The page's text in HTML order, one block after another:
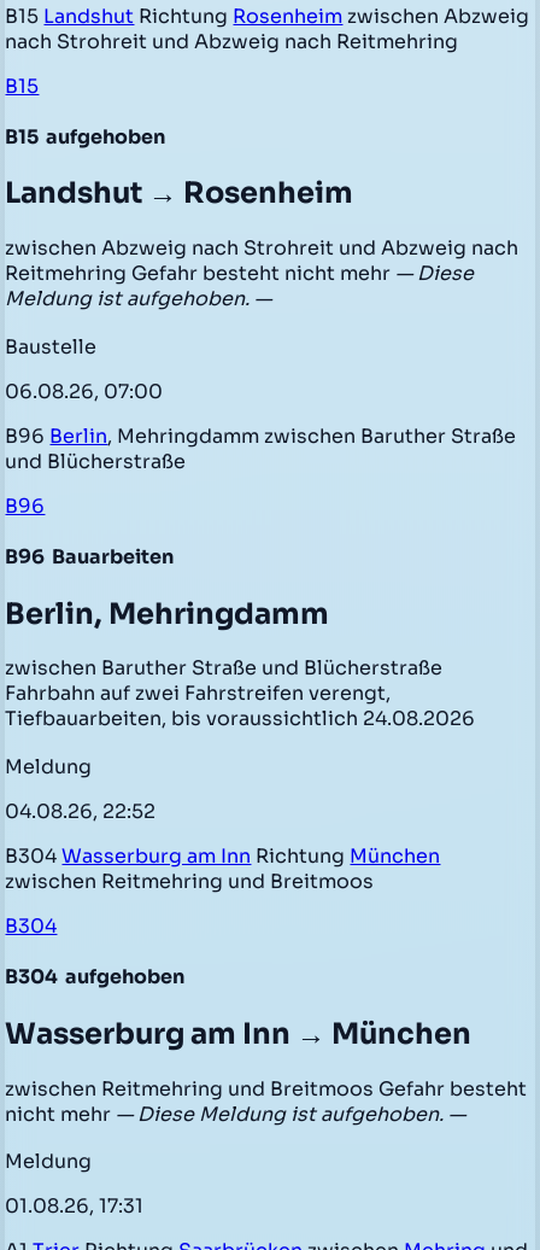
B15 Landshut Richtung Rosenheim zwischen Abzweig
nach Strohreit und Abzweig nach Reitmehring
B15
B15 aufgehoben
Landshut → Rosenheim
zwischen Abzweig nach Strohreit und Abzweig nach
Reitmehring Gefahr besteht nicht mehr — Diese
Meldung ist aufgehoben. —
Baustelle
06.08.26, 07:00
B96 Berlin, Mehringdamm zwischen Baruther Straße
und Blücherstraße
B96
B96 Bauarbeiten
Berlin, Mehringdamm
zwischen Baruther Straße und Blücherstraße
Fahrbahn auf zwei Fahrstreifen verengt,
Tiefbauarbeiten, bis voraussichtlich 24.08.2026
Meldung
04.08.26, 22:52
B304Wasserburg am Inn Richtung München
zwischen Reitmehring und Breitmoos
B304
B304 aufgehoben
Wasserburg am Inn → München
zwischen Reitmehring und Breitmoos Gefahr besteht
nicht mehr — Diese Meldung ist aufgehoben. —
Meldung
01.08.26, 17:31